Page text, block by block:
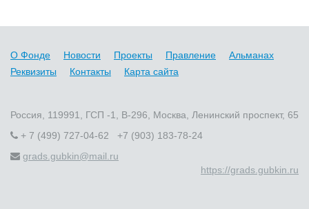
О Фонде Новости Проекты Правление
Альманах
Реквизиты
Контакты Карта сайта
Россия, 119991, ГСП -1, В-296, Москва, Ленинский проспект, 65
+ 7 (499) 727-04-62 +7 (903) 183-78-24
grads.gubkin@mail.ru
https://grads.gubkin.ru